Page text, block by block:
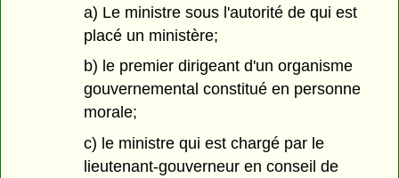
a) Le ministre sous l'autorité de qui est
placé un ministère;
b) le premier dirigeant d'un organisme
gouvernemental constitué en personne
morale;
c) le ministre qui est chargé par le
lieutenant-gouverneur en conseil de